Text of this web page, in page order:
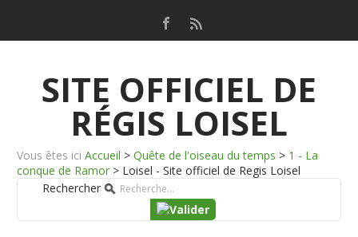
SITE OFFICIEL DE
RÉGIS LOISEL
Vous êtes ici Accueil > Quête de l'oiseau du temps > 1 - La
conque de Ramor > Loisel - Site officiel de Regis Loisel
Rechercher